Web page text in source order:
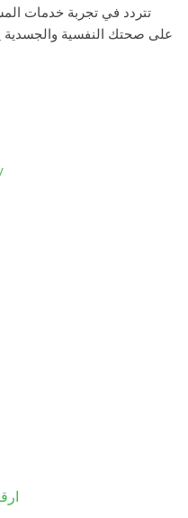
تتردد في تجربة خدمات
على صحتك النفسية